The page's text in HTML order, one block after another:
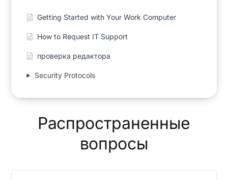
Getting Started with Your Work Computer
How to Request IT Support
проверка редактора
Security Protocols
Распространенные
вопросы